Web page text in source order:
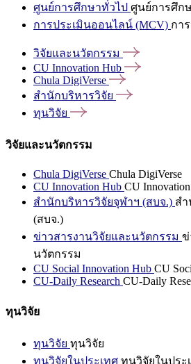
ศูนย์การศึกษาทั่วไป ศูนย์การศึก
การประเมินออนไลน์ (MCV) กา
วิจัยและนวัตกรรม
CU Innovation Hub
Chula DigiVerse
สำนักบริหารวิจัย
ทุนวิจัย
วิจัยและนวัตกรรม
Chula DigiVerse Chula DigiVerse
CU Innovation Hub CU
สำนักบริหารวิจัยจุฬาฯ (สบจ.) สำ
(สบจ.)
ข่าวสารงานวิจัยและนวัตกรรม ข่
นวัตกรรม
CU Social Innovation Hub CU
CU-Daily Research CU-Daily
ทุนวิจัย
ทุนวิจัย ทุนวิจัย
ทุนวิจัยในประเทศ ทุนวิจัยในประ